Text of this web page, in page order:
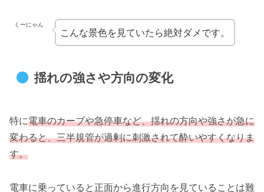
くーにゃん
こんな景色を見ていたら絶対ダメです。
揺れの強さや方向の変化
特に電車のカーブや急停車など、揺れの方向や強さが急に
変わると、三半規管が過剰に刺激されて酔いやすくなりま
す。
電車に乗っていると正面から進行方向を見ていることは難